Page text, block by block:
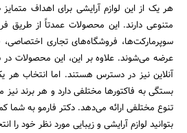
هر یک از این لوازم آرایشی برای اهداف
متنوعی دارند. این محصولات عمدتاً از طریق
سوپرمارکت‌ها، فروشگاه‌های تجاری
عرضه می‌شوند. علاوه بر این، این محصولات
آنلاین نیز در دسترس هستند. اما انتخاب هر
بستگی به فاکتورها مختلفی دارد و هر برند
تنوع مختلفی ارائه می‌دهد. دکتر فارمو به شما
بتوانید لوازم آرایشی و زیبایی مورد نظر خود را